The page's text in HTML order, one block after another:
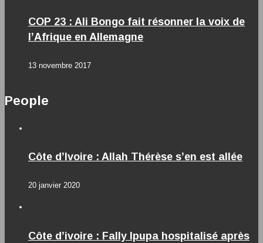
COP 23 : Ali Bongo fait résonner la voix de
l’Afrique en Allemagne
13 novembre 2017
People
Côte d’Ivoire : Allah Thérèse s’en est allée
20 janvier 2020
Côte d’ivoire : Fally Ipupa hospitalisé après